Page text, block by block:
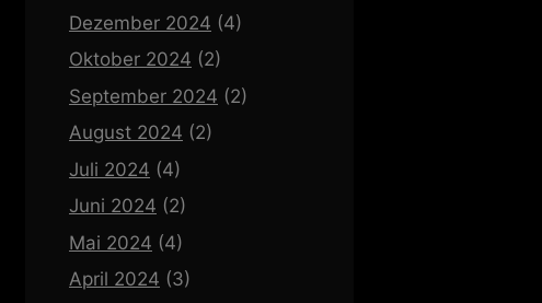
Dezember 2024 (4)
Oktober 2024 (2)
September 2024 (2)
August 2024 (2)
Juli 2024 (4)
Juni 2024 (2)
Mai 2024 (4)
April 2024 (3)